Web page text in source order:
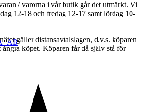
/ varorna i vår butik går det utmärkt. Vi
12-18 och fredag 12-17 samt lördag 10-
gäller distansavtalslagen, d.v.s. köparen
ångra köpet. Köparen får då själv stå för